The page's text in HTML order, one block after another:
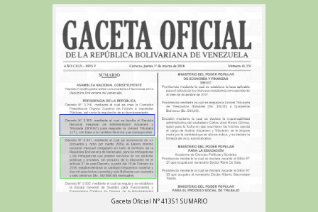
Gaceta Oficial N° 41351 SUMARIO